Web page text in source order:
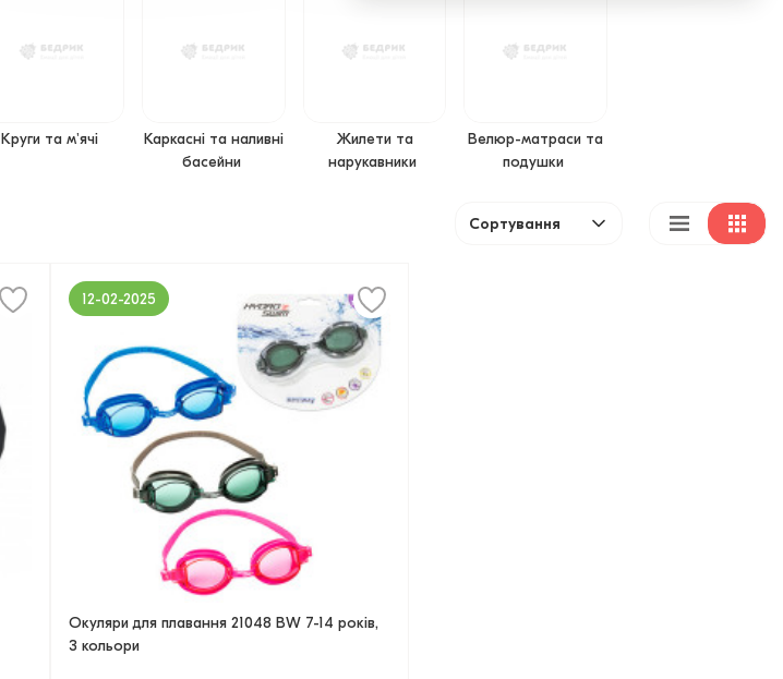
Круги та м'ячі
Каркасні та наливні
басейни
Жилети та
нарукавники
Велюр-матраси та
подушки
Сортування
Окуляри для плавання 21048 BW 7-14 років,
3 кольори
12-02-2025